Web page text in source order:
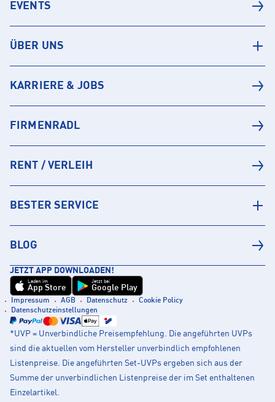
EVENTS
ÜBER UNS
KARRIERE & JOBS
FIRMENRADL
RENT / VERLEIH
BESTER SERVICE
BLOG
JETZT APP DOWNLOADEN!
Laden im
App Store
Jetzt bei
Google Play
Impressum AGB Datenschutz
Cookie Policy
Datenschutzeinstellungen
*UVP = Unverbindliche Preisempfehlung. Die angeführten UVPs
sind die aktuellen vom Hersteller unverbindlich empfohlenen
Listenpreise. Die angeführten Set-UVPs ergeben sich aus der
Summe der unverbindlichen Listenpreise der im Set enthaltenen
Einzelartikel.